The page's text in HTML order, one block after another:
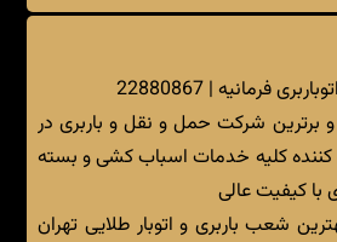
فرمانیه | 22880867
و برترین شرکت حمل و نقل و باربری در
کننده کلیه خدمات اسباب کشی و بسته
با کیفیت عالی
شعب باربری و اتوبار طلایی تهران